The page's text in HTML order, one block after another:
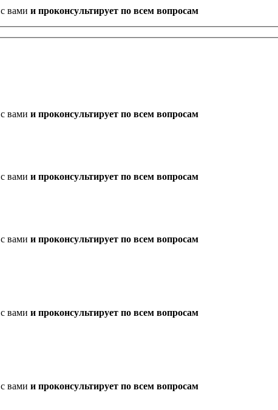
вами и проконсультирует по всем вопросам
вами и проконсультирует по всем вопросам
вами и проконсультирует по всем вопросам
вами и проконсультирует по всем вопросам
вами и проконсультирует по всем вопросам
вами и проконсультирует по всем вопросам